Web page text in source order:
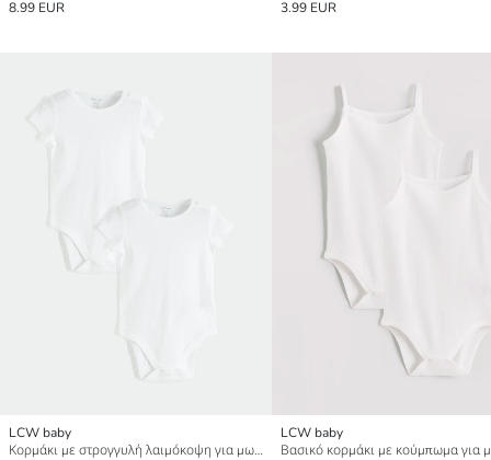
8.99 EUR 3.99 EUR
LCW baby
Κορμάκι με στρογγυλή λαιμόκοψη για μωρό κορίτσι, συσκευασία 2 τεμαχίων με κουμπώματα
LCW baby